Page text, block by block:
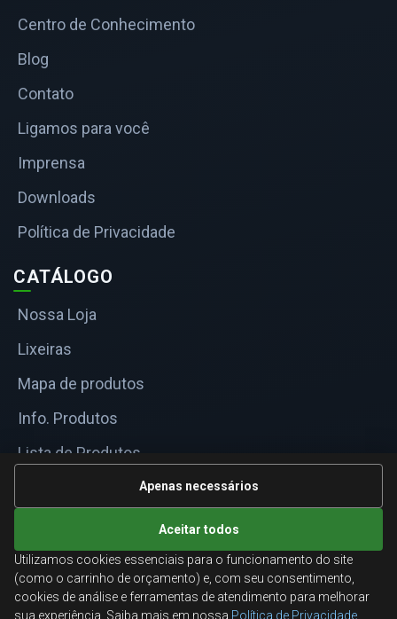
Centro de Conhecimento
Blog
Contato
Ligamos para você
Imprensa
Downloads
Política de Privacidade
CATÁLOGO
Nossa Loja
Lixeiras
Mapa de produtos
Info. Produtos
Lista de Produtos
Informações Técnicas
ATENDIMENTO
Orçamentos corporativos, condições para empresas
Apenas necessários
Aceitar todos
Utilizamos cookies essenciais para o funcionamento do site
(como o carrinho de orçamento) e, com seu consentimento,
cookies de análise e ferramentas de atendimento para melhorar
sua experiência. Saiba mais em nossa Política de Privacidade